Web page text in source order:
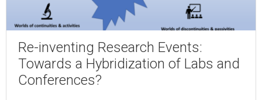
Re-inventing Research Events:
Towards a Hybridization of Labs and
Conferences?